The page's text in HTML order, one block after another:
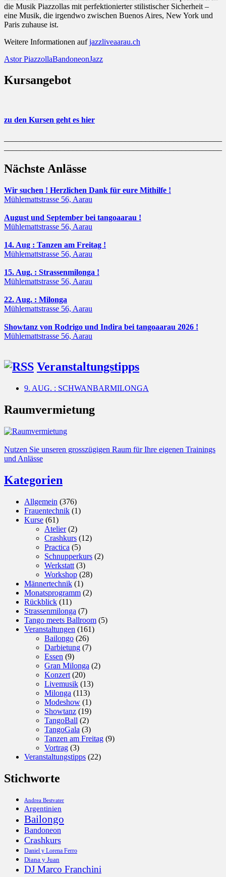
die Musik Piazzollas mit perfektionierter stilistischer Sicherheit –
eine Musik, die irgendwo zwischen Buenos Aires, New York und
Paris zuhause ist.
Weitere Informationen aufjazzliveaarau.ch
Astor PiazzollaBandoneonJazz
Kursangebot
zu den Kursen geht es hier
Nächste Anlässe
Wir suchen ! Herzlichen Dank für eure Mithilfe !
Mühlemattstrasse 56, Aarau
August und September bei tangoaarau !
Mühlemattstrasse 56, Aarau
14. Aug : Tanzen am Freitag !
Mühlemattstrasse 56, Aarau
15. Aug. : Strassenmilonga !
Mühlemattstrasse 56, Aarau
22. Aug. : Milonga
Mühlemattstrasse 56, Aarau
Showtanz von Rodrigo und Indira bei tangoaarau 2026 !
Mühlemattstrasse 56, Aarau
Veranstaltungstipps
9. AUG. : SCHWANBARMILONGA
Raumvermietung
Nutzen Sie unseren grosszügigen Raum für Ihre eigenen Trainings
und Anlässe
Kategorien
Allgemein (376)
Frauentechnik (1)
Kurse (61)
Atelier(2)
Crashkurs (12)
Practica (5)
Schnupperkurs (2)
Werkstatt (3)
Workshop (28)
Männertechnik (1)
Monatsprogramm (2)
Rückblick (11)
Strassenmilonga (7)
Tango meets Ballroom (5)
Veranstaltungen (161)
Bailongo (26)
Darbietung (7)
Essen (9)
Gran Milonga (2)
Konzert (20)
Livemusik (13)
Milonga (113)
Modeshow (1)
Showtanz (19)
TangoBall (2)
TangoGala (3)
Tanzen am Freitag (9)
Vortrag (3)
Veranstaltungstipps (22)
Stichworte
Andrea Bestvater
Argentinien
Bailongo
Bandoneon
Crashkurs
Daniel y Lorena Ferro
Diana y Juan
DJ Marco Franchini